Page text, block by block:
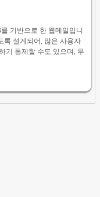
기반으로 한 웹메일입니
록 설계되어, 많은 사용자
기 통제할 수도 있으며, 무